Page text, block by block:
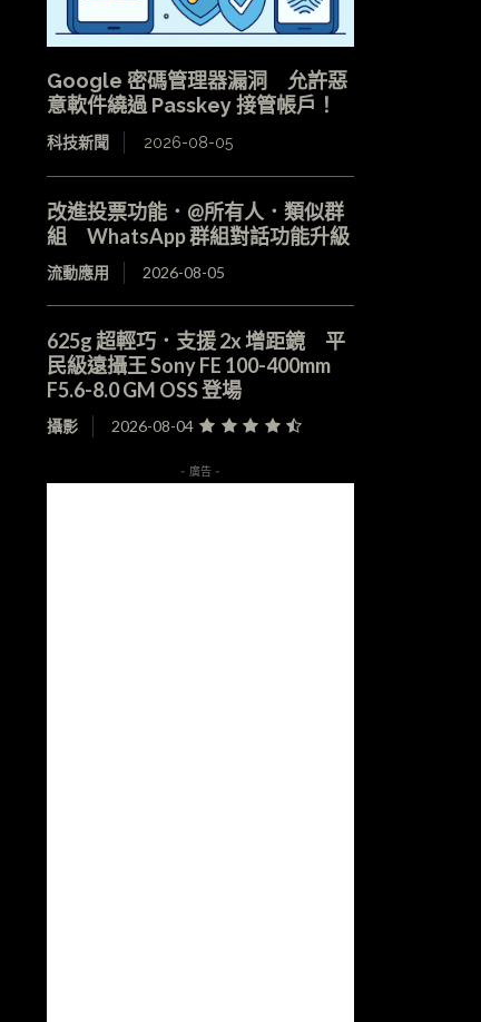
Google 密碼管理器漏洞 允許惡
意軟件繞過 Passkey 接管帳戶！
科技新聞 2026-08-05
改進投票功能．@所有人．類似群
組 WhatsApp 群組對話功能升級
流動應用 2026-08-05
625g 超輕巧．支援 2x 增距鏡 平
民級遠攝王 Sony FE 100-400mm
F5.6-8.0 GM OSS 登場
攝影 2026-08-04
- 廣告 -